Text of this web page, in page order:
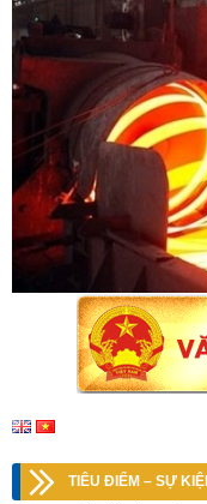
TIÊU ĐIỂM – SỰ